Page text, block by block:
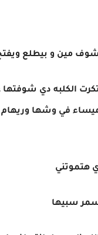
مين و بيطلع
الكلبه دي شوفتها
في وشها وريهام
هتموتني
سبيها